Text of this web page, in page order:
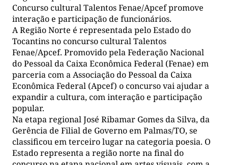
Concurso cultural Talentos Fenae/Apcef promove
interação e participação de funcionários.
A Região Norte é representada pelo Estado do
Tocantins no concurso cultural Talentos
Fenae/Apcef. Promovido pela Federação Nacional
do Pessoal da Caixa Econômica Federal (Fenae) em
parceria com a Associação do Pessoal da Caixa
Econômica Federal (Apcef) o concurso vai ajudar a
expandir a cultura, com interação e participação
popular.
Na etapa regional José Ribamar Gomes da Silva, da
Gerência de Filial de Governo em Palmas/TO, se
classificou em terceiro lugar na categoria poesia. O
Estado representa a região norte na final do